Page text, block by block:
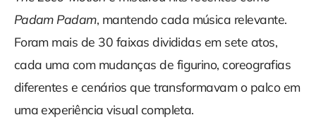
Padam Padam, mantendo cada música relevante.
Foram mais de 30 faixas divididas em sete atos,
cada uma com mudanças de figurino, coreografias
diferentes e cenários que transformavam o palco em
uma experiência visual completa.